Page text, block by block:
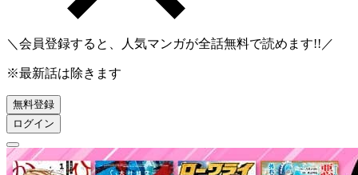
＼会員登録すると、人気マンガが全話無料で読めます!!／
※最新話は除きます
無料登録
ログイン